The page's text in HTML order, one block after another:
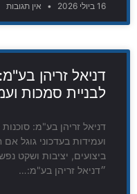
16 ביולי 2026 אין תגובות
דניאל זריהן
לבניית סמכות
דניאל זריהן בע"מ:
ועמידות בעדכוני גוגל
ביצועים, יציבות ושקט
״דניאל זריהן בע"מ:…